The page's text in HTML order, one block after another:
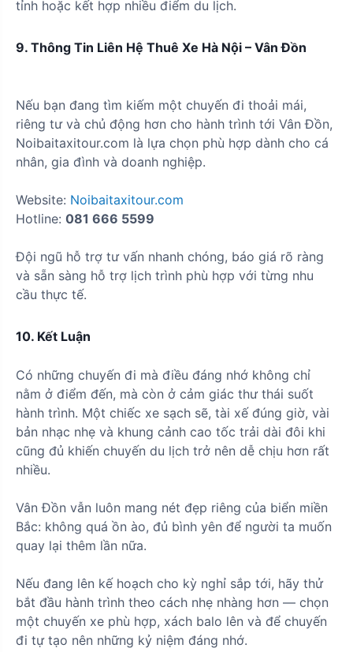
tỉnh hoặc kết hợp nhiều điểm du lịch.
9. Thông Tin Liên Hệ Thuê Xe Hà Nội – Vân Đồn
Nếu bạn đang tìm kiếm một chuyến đi thoải mái,
riêng tư và chủ động hơn cho hành trình tới Vân Đồn,
Noibaitaxitour.com là lựa chọn phù hợp dành cho cá
nhân, gia đình và doanh nghiệp.
Website: Noibaitaxitour.com
Hotline: 081 666 5599
Đội ngũ hỗ trợ tư vấn nhanh chóng, báo giá rõ ràng
và sẵn sàng hỗ trợ lịch trình phù hợp với từng nhu
cầu thực tế.
10. Kết Luận
Có những chuyến đi mà điều đáng nhớ không chỉ
nằm ở điểm đến, mà còn ở cảm giác thư thái suốt
hành trình. Một chiếc xe sạch sẽ, tài xế đúng giờ, vài
bản nhạc nhẹ và khung cảnh cao tốc trải dài đôi khi
cũng đủ khiến chuyến du lịch trở nên dễ chịu hơn rất
nhiều.
Vân Đồn vẫn luôn mang nét đẹp riêng của biển miền
Bắc: không quá ồn ào, đủ bình yên để người ta muốn
quay lại thêm lần nữa.
Nếu đang lên kế hoạch cho kỳ nghỉ sắp tới, hãy thử
bắt đầu hành trình theo cách nhẹ nhàng hơn — chọn
một chuyến xe phù hợp, xách balo lên và để chuyến
đi tự tạo nên những kỷ niệm đáng nhớ.